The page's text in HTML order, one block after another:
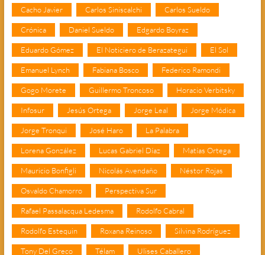
Cacho Javier Carlos Siniscalchi Carlos Sueldo
Crónica Daniel Sueldo Edgardo Boyraz
Eduardo Gómez El Noticiero de Berazategui El Sol
Emanuel Lynch Fabiana Bosco Federico Ramondi
Gogo Morete Guillermo Troncoso Horacio Verbitsky
Infosur Jesús Ortega Jorge Leal Jorge Módica
Jorge Tronqui José Haro La Palabra
Lorena González Lucas Gabriel Díaz Matías Ortega
Mauricio Bonfigli Nicolás Avendaño Néstor Rojas
Osvaldo Chamorro Perspectiva Sur
Rafael Passalacqua Ledesma Rodolfo Cabral
Rodolfo Estequin Roxana Reinoso Silvina Rodríguez
Tony Del Greco Télam Ulises Caballero